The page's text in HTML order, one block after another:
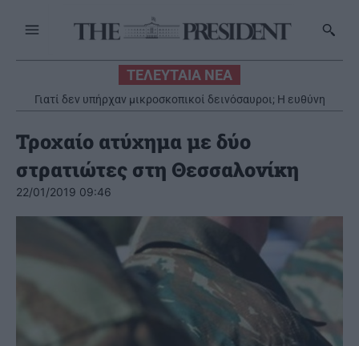
ΤΕΛΕΥΤΑΙΑ ΝΕΑ
Γιατί δεν υπήρχαν μικροσκοπικοί δεινόσαυροι; Η ευθύνη
βαραίνει τα θηλαστικά
Τροχαίο ατύχημα με δύο
στρατιώτες στη Θεσσαλονίκη
22/01/2019 09:46